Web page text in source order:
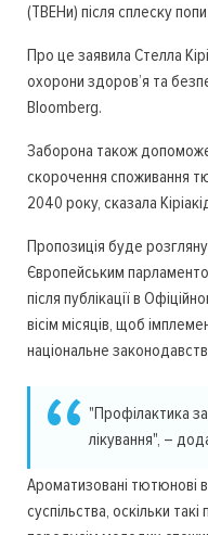
(ТВЕНи) після сплеску
Про це заявила Стелла
охорони здоров’я та
Bloomberg.
Заборона також
скорочення споживання
2040 року, сказала
Пропозиція буде
Європейським
після публікації в
вісім місяців, щоб
національне
"Профілактика
лікування", –
Ароматизовані тютюнові
суспільства, оскільки